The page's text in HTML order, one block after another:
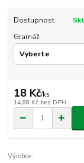
Dostupnost
Gramáž
18 Kč/ks
14,88 Kč bez DPH
Výrobce: